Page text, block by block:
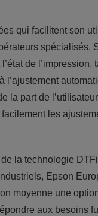
qui facilitent son
spécialisés.
de
la part de
les
la technologie
Epson
moyenne une
aux besoins